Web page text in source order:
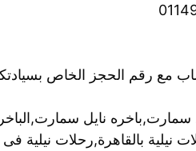
مع رقم الحجز الخاص
نايل
نيلية بالقاهرة,رحلات نيلية